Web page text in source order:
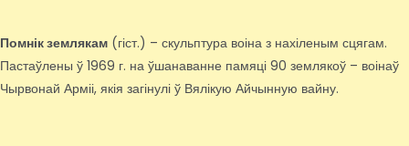
Помнік землякам (гіст.) – скульптура воіна з нахіленым сцягам.
Пастаўлены ў 1969 г. на ўшанаванне памяці 90 землякоў – воінаў
Чырвонай Арміі, якія загінулі ў Вялікую Айчынную вайну.